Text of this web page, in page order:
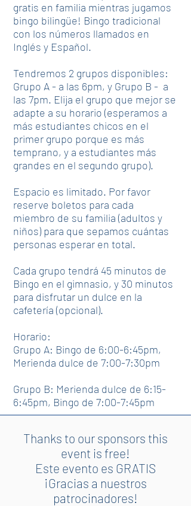
gratis en familia mientras jugamos
bingo bilingüe! Bingo tradicional
con los números llamados en
Inglés y Español.
Tendremos 2 grupos disponibles:
Grupo A - a las 6pm, y Grupo B - a
las 7pm. Elija el grupo que mejor se
adapte a su horario (esperamos a
más estudiantes chicos en el
primer grupo porque es más
temprano, y a estudiantes más
grandes en el segundo grupo).
Espacio es limitado. Por favor
reserve boletos para cada
miembro de su familia (adultos y
niños) para que sepamos cuántas
personas esperar en total.
Cada grupo tendrá 45 minutos de
Bingo en el gimnasio, y 30 minutos
para disfrutar un dulce en la
cafetería (opcional).
Horario:
Grupo A: Bingo de 6:00-6:45pm,
Merienda dulce de 7:00-7:30pm
Grupo B: Merienda dulce de 6:15-
6:45pm, Bingo de 7:00-7:45pm
Thanks to our sponsors this
event is free!
Este evento es GRATIS
¡Gracias a nuestros
patrocinadores!